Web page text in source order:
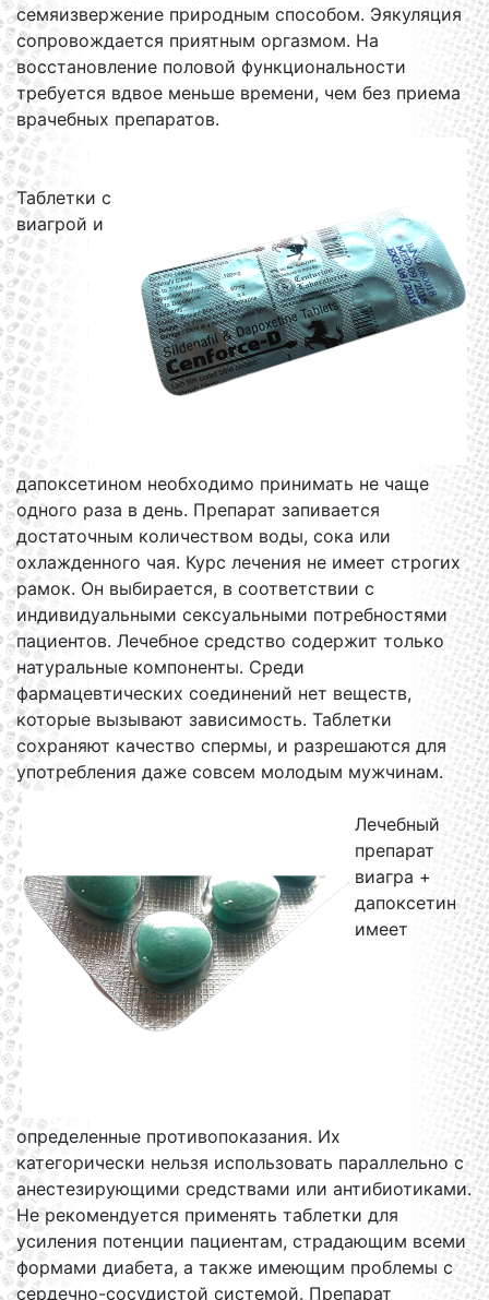
семяизвержение природным способом. Эякуляция
сопровождается приятным оргазмом. На
восстановление половой функциональности
требуется вдвое меньше времени, чем без приема
врачебных препаратов.
Таблетки с
виагрой и
дапоксетином необходимо принимать не чаще
одного раза в день. Препарат запивается
достаточным количеством воды, сока или
охлажденного чая. Курс лечения не имеет строгих
рамок. Он выбирается, в соответствии с
индивидуальными сексуальными потребностями
пациентов. Лечебное средство содержит только
натуральные компоненты. Среди
фармацевтических соединений нет веществ,
которые вызывают зависимость. Таблетки
сохраняют качество спермы, и разрешаются для
употребления даже совсем молодым мужчинам.
Лечебный
препарат
виагра +
дапоксетин
имеет
определенные противопоказания. Их
категорически нельзя использовать параллельно с
анестезирующими средствами или антибиотиками.
Не рекомендуется применять таблетки для
усиления потенции пациентам, страдающим всеми
формами диабета, а также имеющим проблемы с
сердечно-сосудистой системой. Препарат